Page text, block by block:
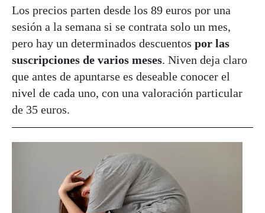
Los precios parten desde los 89 euros por una
sesión a la semana si se contrata solo un mes,
pero hay un determinados descuentos por las
suscripciones de varios meses. Niven deja claro
que antes de apuntarse es deseable conocer el
nivel de cada uno, con una valoración particular
de 35 euros.